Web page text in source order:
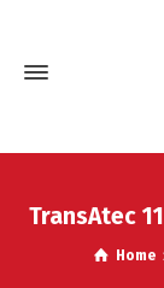
TransAtec
Home